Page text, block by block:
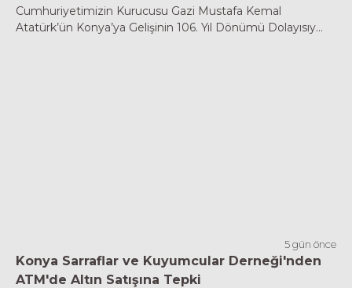
Cumhuriyetimizin Kurucusu Gazi Mustafa Kemal
Atatürk’ün Konya’ya Gelişinin 106. Yıl Dönümü Dolayısıy...
5 gün önce
Konya Sarraflar ve Kuyumcular Derneği'nden
ATM'de Altın Satışına Tepki